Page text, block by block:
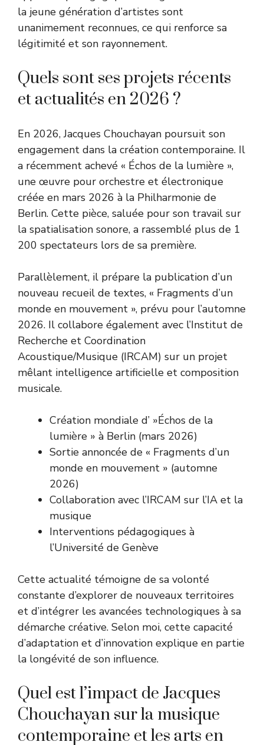
la jeune génération d’artistes sont
unanimement reconnues, ce qui renforce sa
légitimité et son rayonnement.
Quels sont ses projets récents
et actualités en 2026 ?
En 2026, Jacques Chouchayan poursuit son
engagement dans la création contemporaine. Il
a récemment achevé « Échos de la lumière »,
une œuvre pour orchestre et électronique
créée en mars 2026 à la Philharmonie de
Berlin. Cette pièce, saluée pour son travail sur
la spatialisation sonore, a rassemblé plus de 1
200 spectateurs lors de sa première.
Parallèlement, il prépare la publication d’un
nouveau recueil de textes, « Fragments d’un
monde en mouvement », prévu pour l’automne
2026. Il collabore également avec l’Institut de
Recherche et Coordination
Acoustique/Musique (IRCAM) sur un projet
mêlant intelligence artificielle et composition
musicale.
Création mondiale d’ »Échos de la
lumière » à Berlin (mars 2026)
Sortie annoncée de « Fragments d’un
monde en mouvement » (automne
2026)
Collaboration avec l’IRCAM sur l’IA et la
musique
Interventions pédagogiques à
l’Université de Genève
Cette actualité témoigne de sa volonté
constante d’explorer de nouveaux territoires
et d’intégrer les avancées technologiques à sa
démarche créative. Selon moi, cette capacité
d’adaptation et d’innovation explique en partie
la longévité de son influence.
Quel est l’impact de Jacques
Chouchayan sur la musique
contemporaine et les arts en